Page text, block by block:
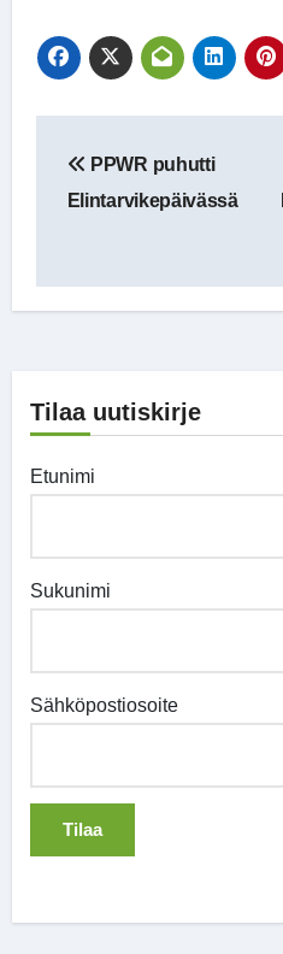
selaus
PPWR puhutti
Elintarvikepäivässä
Tilaa uutiskirje
Etunimi
Sukunimi
Sähköpostiosoite